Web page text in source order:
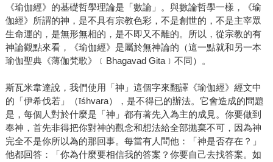
《瑜伽經》的基礎哲學理論是「數論」。與數論哲學一樣，《瑜
伽經》所謂的神，是不具有宗教色彩，不是創世的，不是主宰眾
生命運的，是無形無相的，是不即又不離的。所以，從宗教的有
神論觀點來看，《瑜伽經》是屬於無神論的（這一點就和另一本
瑜伽聖典《薄伽梵歌》﹝Bhagavad Gita﹞不同）。
斯瓦米韋達說，我們使用「神」這個字來翻譯《瑜伽經》經文中
的「伊希伐若」（īśhvara），是不得已的辦法。它會造成的問題
是，每個人對於什麼是「神」都有著先入為主的成見。你要做到
奉神，首先非得把你對神的觀念和想法給全部拋棄不可，因為神
完全不是你所以為的那回事。每當有人問他：「神是否存在？」
他都回答：「你為什麼要相信我的答案？你要自己去找答案。如